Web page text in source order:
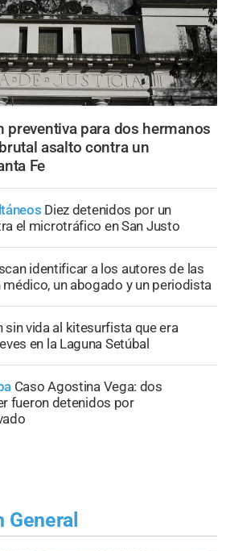
preventiva para dos hermanos
asalto contra un
Fe
Diez detenidos por un
el microtráfico en San Justo
identificar a los autores de las
un abogado y un periodista
sin vida al kitesurfista que era
en la Laguna Setúbal
Caso Agostina Vega: dos
fueron detenidos por